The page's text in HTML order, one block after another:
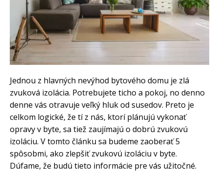
Jednou z hlavných nevýhod bytového domu je zlá
zvuková izolácia. Potrebujete ticho a pokoj, no denno
denne vás otravuje veľký hluk od susedov. Preto je
celkom logické, že tí z nás, ktorí plánujú vykonať
opravy v byte, sa tiež zaujímajú o dobrú zvukovú
izoláciu. V tomto článku sa budeme zaoberať 5
spôsobmi, ako zlepšiť zvukovú izoláciu v byte.
Dúfame, že budú tieto informácie pre vás užitočné.